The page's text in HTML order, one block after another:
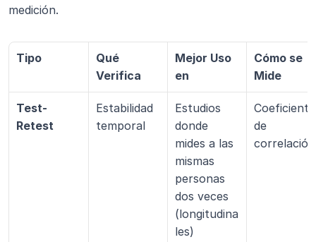
medición.
Tipo
Qué
Verifica
Mejor Uso
en
Cómo se
Mide
Test-
Retest
Estabilidad
temporal
Estudios
donde
mides a las
mismas
personas
dos veces
(longitudina
les)
Coeficiente
de
correlación